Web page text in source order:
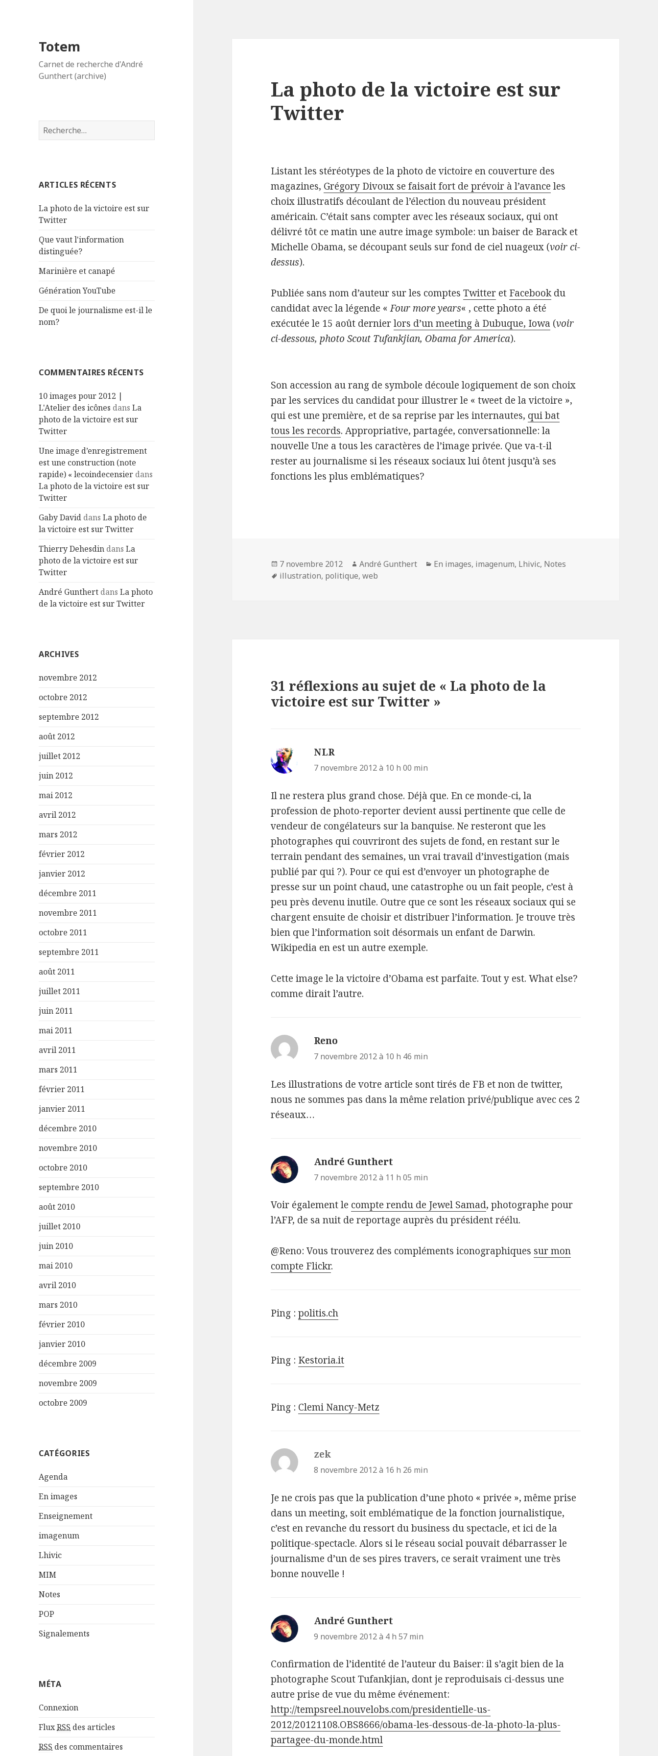
Totem
Carnet de recherche d'André
Gunthert (archive)
R
e
r
h
e
:
ARTICLES RÉCENTS
La photo de la victoire est sur
Twitter
Que vaut l'information
distinguée?
Marinière et canapé
Génération YouTube
De quoi le journalisme est-il le
nom?
COMMENTAIRES RÉCENTS
10 images pour 2012 |
L'Atelier des icônes dansLa
photo de la victoire est sur
Twitter
Une image d’enregistrement
est une construction (note
rapide) « lecoindecensier dans
La photo de la victoire est sur
Twitter
Gaby David dansLa photo de
la victoire est sur Twitter
Thierry Dehesdin dansLa
photo de la victoire est sur
Twitter
André Gunthert dansLa photo
de la victoire est sur Twitter
ARCHIVES
novembre 2012
octobre 2012
septembre 2012
août 2012
juillet 2012
juin 2012
mai 2012
avril 2012
mars 2012
février 2012
janvier 2012
décembre 2011
novembre 2011
octobre 2011
septembre 2011
août 2011
juillet 2011
juin 2011
mai 2011
avril 2011
mars 2011
février 2011
janvier 2011
décembre 2010
novembre 2010
octobre 2010
septembre 2010
août 2010
juillet 2010
juin 2010
mai 2010
avril 2010
mars 2010
février 2010
janvier 2010
décembre 2009
novembre 2009
octobre 2009
CATÉGORIES
Agenda
En images
Enseignement
imagenum
Lhivic
MIM
Notes
POP
Signalements
MÉTA
Connexion
FluxRSS des articles
RSS des commentaires
La photo de la victoire est sur
Twitter
Listant les stéréotypes de la photo de victoire en couverture des
magazines, Grégory Divoux se faisait fort de prévoir à l’avance les
choix illustratifs découlant de l’élection du nouveau président
américain. C’était sans compter avec les réseaux sociaux, qui ont
délivré tôt ce matin une autre image symbole: un baiser de Barack et
Michelle Obama, se découpant seuls sur fond de ciel nuageux (voir ci-
dessus).
Publiée sans nom d’auteur sur les comptesTwitter et Facebookdu
candidat avec la légende «Four more years« , cette photo a été
exécutée le 15 août dernierlors d’un meeting à Dubuque, Iowa (voir
ci-dessous, photo Scout Tufankjian, Obama for America).
Son accession au rang de symbole découle logiquement de son choix
par les services du candidat pour illustrer le « tweet de la victoire »,
qui est une première, et de sa reprise par les internautes, qui bat
tous les records. Appropriative, partagée, conversationnelle: la
nouvelle Une a tous les caractères de l’image privée. Que va-t-il
rester au journalisme si les réseaux sociaux lui ôtent jusqu’à ses
fonctions les plus emblématiques?
Publié
le
7 novembre 2012 Auteur
André Gunthert Catégories
En images, imagenum, Lhivic, Notes
Mots-
illustration, politique,web
31 réflexions au sujet de « La photo de la
victoire est sur Twitter »
NLRdit :
7 novembre 2012 à 10 h 00 min
Il ne restera plus grand chose. Déjà que. En ce monde-ci, la
profession de photo-reporter devient aussi pertinente que celle de
vendeur de congélateurs sur la banquise. Ne resteront que les
photographes qui couvriront des sujets de fond, en restant sur le
terrain pendant des semaines, un vrai travail d’investigation (mais
publié par qui ?). Pour ce qui est d’envoyer un photographe de
presse sur un point chaud, une catastrophe ou un fait people, c’est à
peu près devenu inutile. Outre que ce sont les réseaux sociaux qui se
chargent ensuite de choisir et distribuer l’information. Je trouve très
bien que l’information soit désormais un enfant de Darwin.
Wikipedia en est un autre exemple.
Cette image le la victoire d’Obama est parfaite. Tout y est. What else?
comme dirait l’autre.
Reno
7 novembre 2012 à 10 h 46 min
Les illustrations de votre article sont tirés de FB et non de twitter,
nous ne sommes pas dans la même relation privé/publique avec ces 2
réseaux…
André Gunthert
7 novembre 2012 à 11 h 05 min
Voir également le compte rendu de Jewel Samad, photographe pour
l’AFP, de sa nuit de reportage auprès du président réélu.
@Reno: Vous trouverez des compléments iconographiques sur mon
compte Flickr.
Ping :politis.ch
Ping : Kestoria.it
Ping : Clemi Nancy-Metz
zek
8 novembre 2012 à 16 h 26 min
Je ne crois pas que la publication d’une photo « privée », même prise
dans un meeting, soit emblématique de la fonction journalistique,
c’est en revanche du ressort du business du spectacle, et ici de la
politique-spectacle. Alors si le réseau social pouvait débarrasser le
journalisme d’un de ses pires travers, ce serait vraiment une très
bonne nouvelle !
André Gunthert
9 novembre 2012 à 4 h 57 min
Confirmation de l’identité de l’auteur du Baiser: il s’agit bien de la
photographe Scout Tufankjian, dont je reproduisais ci-dessus une
autre prise de vue du même événement:
http://tempsreel.nouvelobs.com/presidentielle-us-
2012/20121108.OBS8666/obama-les-dessous-de-la-photo-la-plus-
partagee-du-monde.html